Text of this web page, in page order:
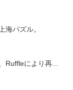
海パズル。
Ruffleにより再...